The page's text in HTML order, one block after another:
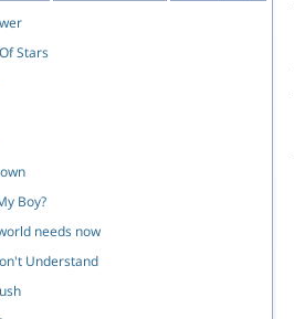
Stars
Boy?
needs now
Understand